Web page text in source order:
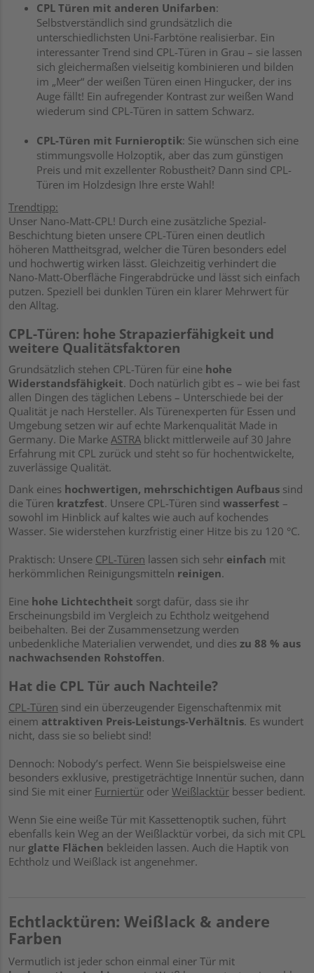
CPL Türen mit anderen Unifarben:
Selbstverständlich sind grundsätzlich die
unterschiedlichsten Uni-Farbtöne realisierbar. Ein
interessanter Trend sind CPL-Türen in Grau – sie lassen
sich gleichermaßen vielseitig kombinieren und bilden
im „Meer“ der weißen Türen einen Hingucker, der ins
Auge fällt! Ein aufregender Kontrast zur weißen Wand
wiederum sind CPL-Türen in sattem Schwarz.
CPL-Türen mit Furnieroptik: Sie wünschen sich eine
stimmungsvolle Holzoptik, aber das zum günstigen
Preis und mit exzellenter Robustheit? Dann sind CPL-
Türen im Holzdesign Ihre erste Wahl!
Trendtipp:
Unser Nano-Matt-CPL! Durch eine zusätzliche Spezial-
Beschichtung bieten unsere CPL-Türen einen deutlich
höheren Mattheitsgrad, welcher die Türen besonders edel
und hochwertig wirken lässt. Gleichzeitig verhindert die
Nano-Matt-Oberfläche Fingerabdrücke und lässt sich einfach
putzen. Speziell bei dunklen Türen ein klarer Mehrwert für
den Alltag.
CPL-Türen: hohe Strapazierfähigkeit und
weitere Qualitätsfaktoren
Grundsätzlich stehen CPL-Türen für eine hohe
Widerstandsfähigkeit. Doch natürlich gibt es – wie bei fast
allen Dingen des täglichen Lebens – Unterschiede bei der
Qualität je nach Hersteller. Als Türenexperten für Essen und
Umgebung setzen wir auf echte Markenqualität Made in
Germany. Die Marke ASTRA blickt mittlerweile auf 30 Jahre
Erfahrung mit CPL zurück und steht so für hochentwickelte,
zuverlässige Qualität.
Dank eines hochwertigen, mehrschichtigen Aufbaus sind
die Türen kratzfest. Unsere CPL-Türen sind wasserfest –
sowohl im Hinblick auf kaltes wie auch auf kochendes
Wasser. Sie widerstehen kurzfristig einer Hitze bis zu 120 °C.
Praktisch: Unsere CPL-Türen lassen sich sehr einfach mit
herkömmlichen Reinigungsmitteln reinigen.
Eine hohe Lichtechtheit sorgt dafür, dass sie ihr
Erscheinungsbild im Vergleich zu Echtholz weitgehend
beibehalten. Bei der Zusammensetzung werden
unbedenkliche Materialien verwendet, und dies zu 88 % aus
nachwachsenden Rohstoffen.
Hat die CPL Tür auch Nachteile?
CPL-Türen sind ein überzeugender Eigenschaftenmix mit
einem attraktiven Preis-Leistungs-Verhältnis. Es wundert
nicht, dass sie so beliebt sind!
Dennoch: Nobody’s perfect. Wenn Sie beispielsweise eine
besonders exklusive, prestigeträchtige Innentür suchen, dann
sind Sie mit einer Furniertür oder Weißlacktür besser bedient.
Wenn Sie eine weiße Tür mit Kassettenoptik suchen, führt
ebenfalls kein Weg an der Weißlacktür vorbei, da sich mit CPL
nur glatte Flächen bekleiden lassen. Auch die Haptik von
Echtholz und Weißlack ist angenehmer.
Echtlacktüren: Weißlack & andere
Farben
Vermutlich ist jeder schon einmal einer Tür mit